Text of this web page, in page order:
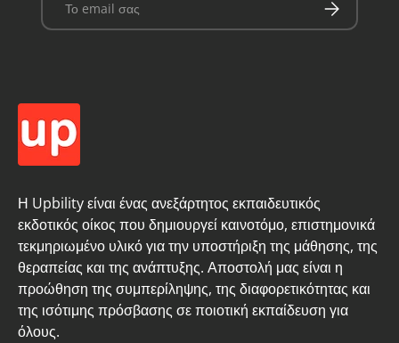
Εγγραφή
Η Upbility είναι ένας ανεξάρτητος εκπαιδευτικός
εκδοτικός οίκος που δημιουργεί καινοτόμο, επιστημονικά
τεκμηριωμένο υλικό για την υποστήριξη της μάθησης, της
θεραπείας και της ανάπτυξης. Αποστολή μας είναι η
προώθηση της συμπερίληψης, της διαφορετικότητας και
της ισότιμης πρόσβασης σε ποιοτική εκπαίδευση για
όλους.